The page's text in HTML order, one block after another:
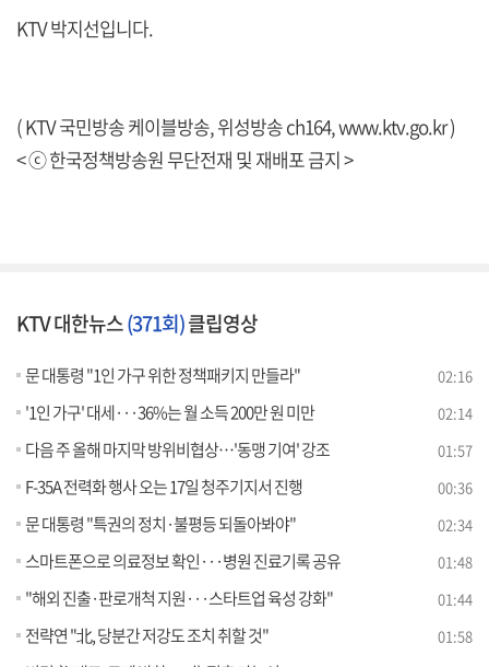
KTV 박지선입니다.
( KTV 국민방송 케이블방송, 위성방송 ch164,www.ktv.go.kr)
< ⓒ 한국정책방송원 무단전재 및 재배포 금지 >
KTV 대한뉴스(371회)클립영상
문 대통령 "1인 가구 위한 정책패키지 만들라" 02:16
'1인 가구' 대세···36%는 월 소득 200만 원 미만 02:14
다음 주 올해 마지막 방위비협상…'동맹 기여' 강조 01:57
F-35A 전력화 행사 오는 17일 청주기지서 진행 00:36
문 대통령 "특권의 정치·불평등 되돌아봐야" 02:34
스마트폰으로 의료정보 확인···병원 진료기록 공유 01:48
"해외 진출·판로개척 지원···스타트업 육성 강화" 01:44
전략연 "北, 당분간 저강도 조치 취할 것" 01:58